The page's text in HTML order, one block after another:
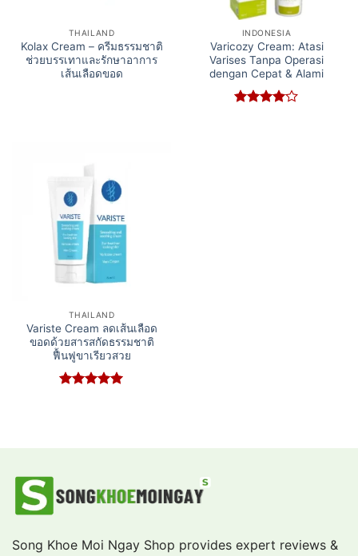
THAILAND
Kolax Cream – ครีมธรรมชาติ
ช่วยบรรเทาและรักษาอาการ
เส้นเลือดขอด
INDONESIA
Varicozy Cream: Atasi
Varises Tanpa Operasi
dengan Cepat & Alami
THAILAND
Variste Cream ลดเส้นเลือด
ขอดด้วยสารสกัดธรรมชาติ
ฟื้นฟูขาเรียวสวย
Song Khoe Moi Ngay Shop provides expert reviews &